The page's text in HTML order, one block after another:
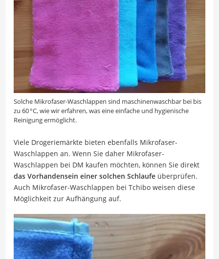
Solche Mikrofaser-Waschlappen sind maschinenwaschbar bei bis
zu 60 °C, wie wir erfahren, was eine einfache und hygienische
Reinigung ermöglicht.
Viele Drogeriemärkte bieten ebenfalls Mikrofaser-
Waschlappen an. Wenn Sie daher Mikrofaser-
Waschlappen bei DM kaufen möchten, können Sie direkt
das Vorhandensein einer solchen Schlaufe überprüfen.
Auch Mikrofaser-Waschlappen bei Tchibo weisen diese
Möglichkeit zur Aufhängung auf.